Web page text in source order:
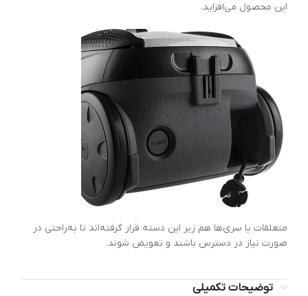
این محصول می‌افزاید.
متعلقات یا سری‌ها هم زیر این دسته قرار گرفته‌اند تا به‌راحتی در
صورت نیاز در دسترس باشند و تعویض شوند.
توضیحات تکمیلی